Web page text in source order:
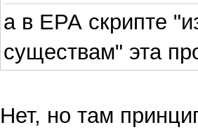
а в ЕРА скрипте
существам" эта
Нет, но там